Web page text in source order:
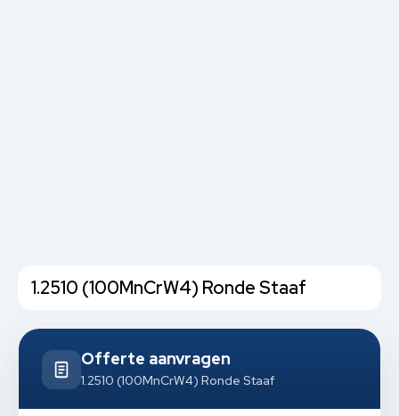
1.2510 (100MnCrW4) Ronde Staaf
Offerte aanvragen
1.2510 (100MnCrW4) Ronde Staaf